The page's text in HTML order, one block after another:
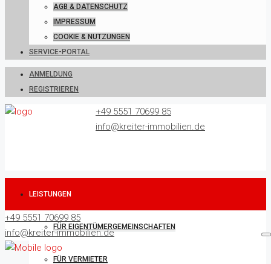
AGB & DATENSCHUTZ
IMPRESSUM
COOKIE & NUTZUNGEN
SERVICE-PORTAL
ANMELDUNG
REGISTRIEREN
+49 5551 70699 85
info@kreiter-immobilien.de
LEISTUNGEN
FÜR EIGENTÜMERGEMEINSCHAFTEN
FÜR VERMIETER
+49 5551 70699 85
info@kreiter-immobilien.de